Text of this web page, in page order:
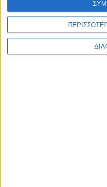
ΙΟΥΝΙΟΣ 22, 2022
Ιδέες διακόσμησης για